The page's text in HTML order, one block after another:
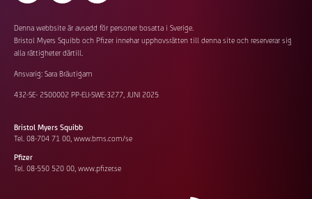
Denna webbsite är avsedd för personer bosatta i Sverige.
Bristol Myers Squibb och Pfizer innehar upphovsrätten till denna site och reserverar sig
alla rättigheter därtill.
Ansvarig: Sara Bräutigam
432-SE- 2500002 PP-ELI-SWE-3277, JUNI 2025
Bristol Myers Squibb
Tel. 08-704 71 00, www.bms.com/se
Pfizer
Tel. 08-550 520 00, www.pfizer.se